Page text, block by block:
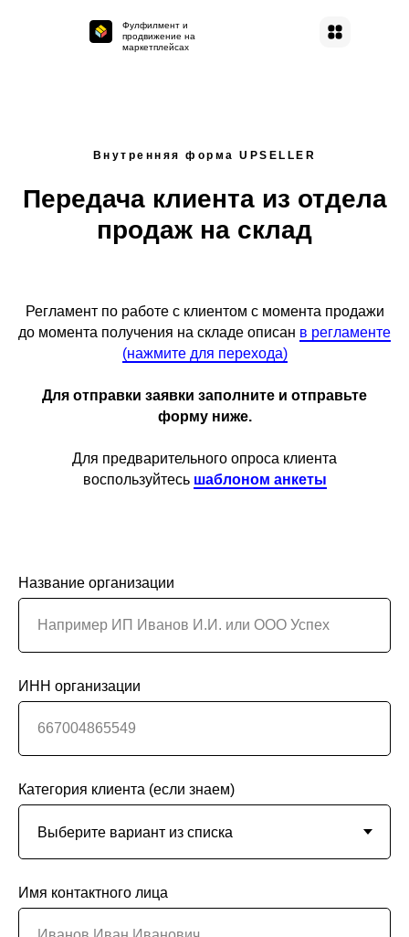
Фулфилмент и
продвижение на
маркетплейсах
Внутренняя форма UPSELLER
Передача клиента из отдела
продаж на склад
Регламент по работе с клиентом с момента продажи
до момента получения на складе описан в регламенте
(нажмите для перехода)
Для отправки заявки заполните и отправьте
форму ниже.
Для предварительного опроса клиента
воспользуйтесь шаблоном анкеты
Название организации
ИНН организации
Категория клиента (если знаем)
Имя контактного лица